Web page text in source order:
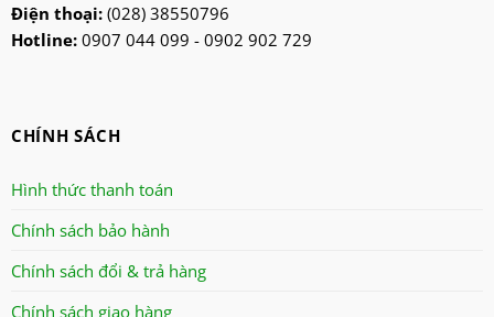
nanoco
ninosun
oulai
Panasonic
robot
senko
Điện thoại: (028) 38550796
Hotline:0907 044 099 - 0902 902 729
CHÍNH SÁCH
Hình thức thanh toán
Chính sách bảo hành
Chính sách đổi & trả hàng
Chính sách giao hàng